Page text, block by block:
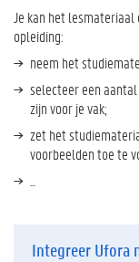
Je kan het
opleiding:
neem het
selecteer een
zijn voor je vak;
zet het
voorbeelden toe te
Integreer Ufora